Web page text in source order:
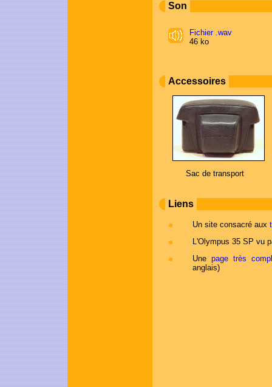
Son
Fichier .wav
46 ko
Accessoires
Sac de transport
Liens
Un site consacré aux
L'Olympus 35 SP vu
Une page très
anglais)